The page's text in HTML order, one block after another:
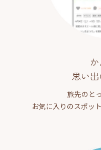
思い
旅先のと
お気に入りのスポッ